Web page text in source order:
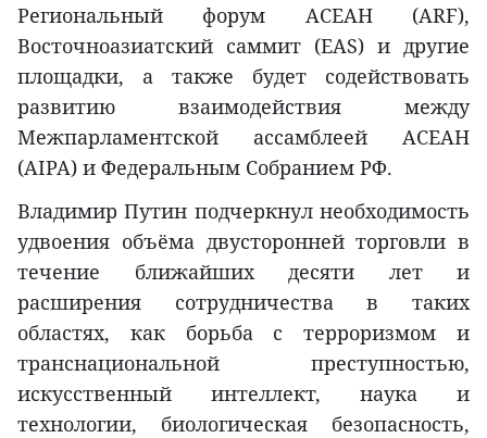
Региональный форум АСЕАН (ARF),
Восточноазиатский саммит (EAS) и другие
площадки, а также будет содействовать
развитию взаимодействия между
Межпарламентской ассамблеей АСЕАН
(AIPA) и Федеральным Собранием РФ.
Владимир Путин подчеркнул необходимость
удвоения объёма двусторонней торговли в
течение ближайших десяти лет и
расширения сотрудничества в таких
областях, как борьба с терроризмом и
транснациональной преступностью,
искусственный интеллект, наука и
технологии, биологическая безопасность,